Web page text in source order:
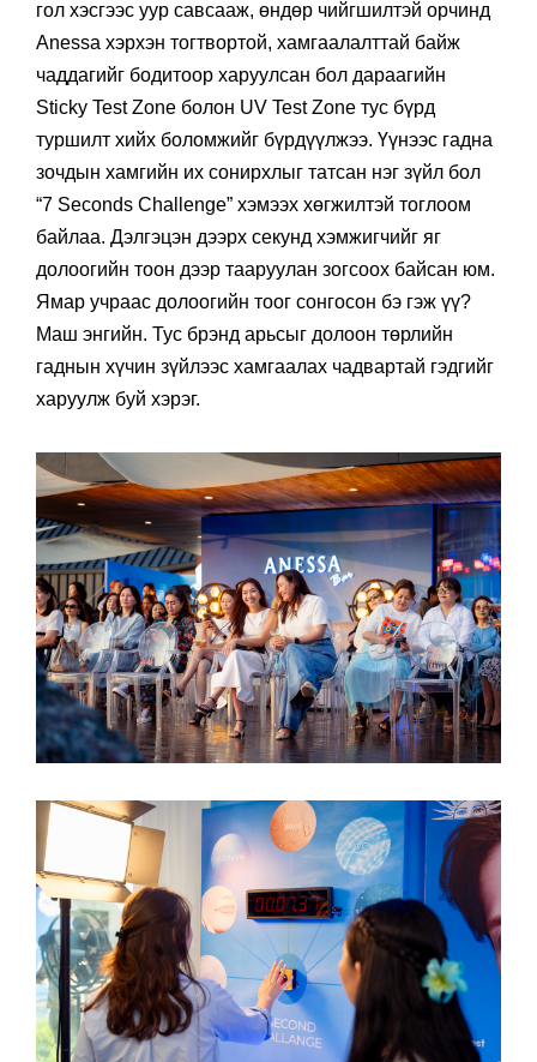
Тухайлбал Humidity Test Zone гэх хэсэгт ширээний
гол хэсгээс уур савсааж, өндөр чийгшилтэй орчинд
Anessa хэрхэн тогтвортой, хамгаалалттай байж
чаддагийг бодитоор харуулсан бол дараагийн
Sticky Test Zone болон UV Test Zone тус бүрд
туршилт хийх боломжийг бүрдүүлжээ. Үүнээс гадна
зочдын хамгийн их сонирхлыг татсан нэг зүйл бол
“7 Seconds Challenge” хэмээх хөгжилтэй тоглоом
байлаа. Дэлгэцэн дээрх секунд хэмжигчийг яг
долоогийн тоон дээр тааруулан зогсоох байсан юм.
Ямар учраас долоогийн тоог сонгосон бэ гэж үү?
Маш энгийн. Тус брэнд арьсыг долоон төрлийн
гаднын хүчин зүйлээс хамгаалах чадвартай гэдгийг